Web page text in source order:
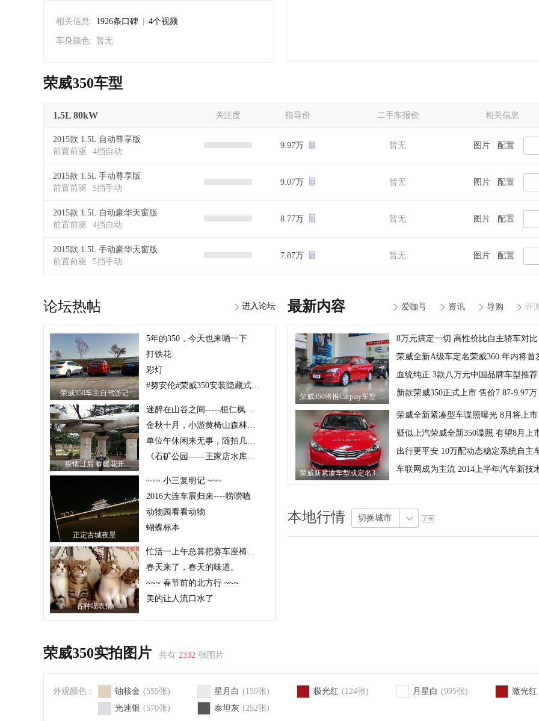
相关信息: 1926条口碑 4个视频
车身颜色: 暂无
荣威350车型
1.5L 80kW 关注度 指导价 二手车报价 相关信息
2015款 1.5L 自动尊享版
前置前驱
4挡自动
9.97万 暂无 图片 配置
2015款 1.5L 手动尊享版
前置前驱
5挡手动
9.07万 暂无 图片 配置
2015款 1.5L 自动豪华天窗版
前置前驱
4挡自动
8.77万 暂无 图片 配置
2015款 1.5L 手动豪华天窗版
前置前驱
5挡手动
7.87万 暂无 图片 配置
论坛热帖 进入论坛
荣威350车主自驾游记
5年的350，今天也来晒一下
打铁花
彩灯
#努安伦#荣威350安装隐藏式记录仪，图文详解+走线接保险丝
疫情过后 春暖花开
迷醉在山谷之间-----桓仁枫林谷森林公园
金秋十月，小游黄椅山森林公园
单位午休闲来无事，随拍几张花花草草
《石矿公园——王家店水库的小景色》
正定古城夜景
~~~ 小三复明记 ~~~
2016大连车展归来----唠唠嗑
动物园看看动物
蝴蝶标本
各种喵表情
忙活一上午总算把赛车座椅安装完毕
春天来了，春天的味道。
~~~ 春节前的北方行 ~~~
美的让人流口水了
最新内容 评
导购
资讯
爱咖号
荣威350将推Carplay车型 或下半年问世
8万元搞定一切 高性价比自主轿车对比
荣威全新A级车定名荣威360 年内将首
血统纯正 3款八万元中国品牌车型推荐
新款荣威350正式上市 售价7.87-9.97万
荣威新紧凑车型或定名360 动力信息曝光
荣威全新紧凑型车谍照曝光 8月将上市
疑似上汽荣威全新350谍照 有望8月上
出行更平安 10万配动态稳定系统自主
车联网成为主流 2014上半年汽车新技
本地行情 切换城市
荣威350实拍图片 共有 2332 张图片
外观颜色： 铀核金 (555张) 星月白 (159张) 极光红 (124张) 月星白 (995张)
激光红
光速银 (570张) 泰坦灰 (252张)